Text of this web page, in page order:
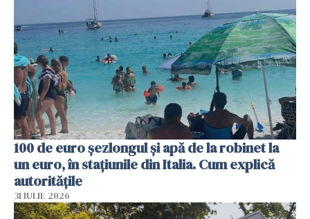
100 de euro șezlongul și apă de la robinet la
un euro, în stațiunile din Italia. Cum explică
autoritățile
31 IULIE 2026